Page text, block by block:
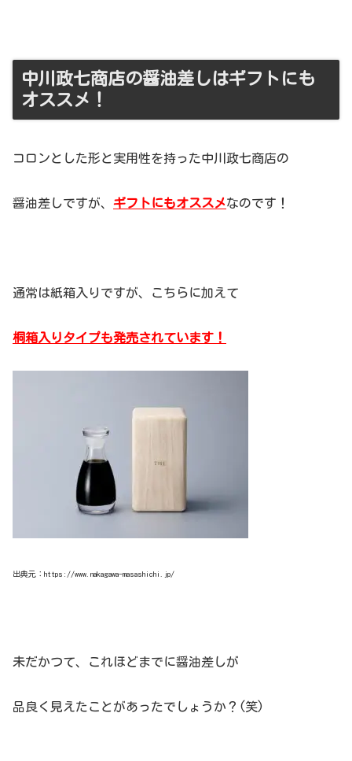
中川政七商店の醤油差しはギフトにも
オススメ！
コロンとした形と実用性を持った中川政七商店の
醤油差しですが、 ギフトにもオススメなのです！
通常は紙箱入りですが、こちらに加えて
桐箱入りタイプも発売されています！
出典元：https://www.nakagawa-masashichi.jp/
未だかつて、これほどまでに醤油差しが
品良く見えたことがあったでしょうか？(笑)